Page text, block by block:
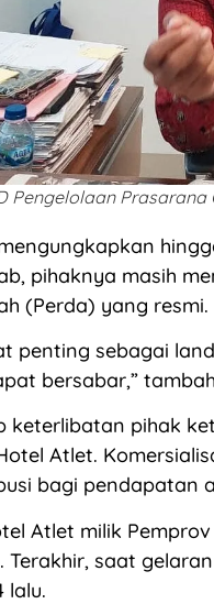
Pengelolaan
pihaknya masih
(Perda) yang resmi.
penting sebagai
bersabar,”
keterlibatan pihak
Atlet.
bagi pendapatan
Atlet milik
Terakhir, saat
lalu.